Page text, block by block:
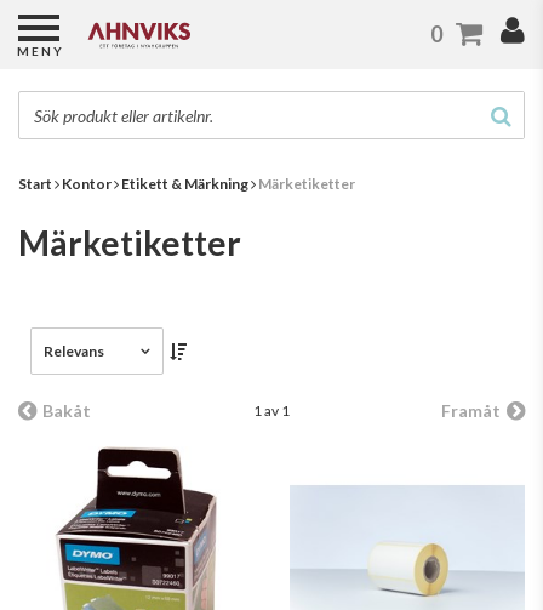
Start Kontor Etikett & Märkning Märketiketter
Märketiketter
Relevans
Bakåt 1 av 1 Framåt
MENY
0